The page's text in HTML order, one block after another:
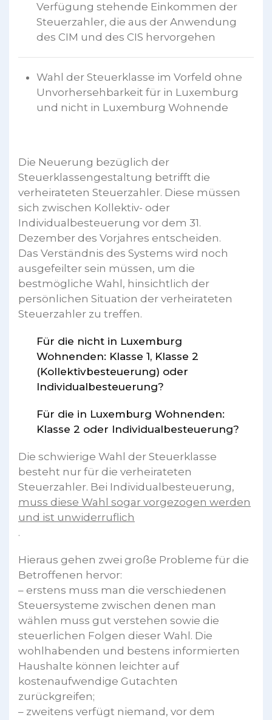
Verfügung stehende Einkommen der
Steuerzahler, die aus der Anwendung
des CIM und des CIS hervorgehen
Wahl der Steuerklasse im Vorfeld ohne
Unvorhersehbarkeit für in Luxemburg
und nicht in Luxemburg Wohnende
Die Neuerung bezüglich der
Steuerklassengestaltung betrifft die
verheirateten Steuerzahler. Diese müssen
sich zwischen Kollektiv- oder
Individualbesteuerung vor dem 31.
Dezember des Vorjahres entscheiden.
Das Verständnis des Systems wird noch
ausgefeilter sein müssen, um die
bestmögliche Wahl, hinsichtlich der
persönlichen Situation der verheirateten
Steuerzahler zu treffen.
Für die nicht in Luxemburg
Wohnenden: Klasse 1, Klasse 2
(Kollektivbesteuerung) oder
Individualbesteuerung?
Für die in Luxemburg Wohnenden:
Klasse 2 oder Individualbesteuerung?
Die schwierige Wahl der Steuerklasse
besteht nur für die verheirateten
Steuerzahler. Bei Individualbesteuerung,
muss diese Wahl sogar vorgezogen werden
und ist unwiderruflich
.
Hieraus gehen zwei große Probleme für die
Betroffenen hervor:
– erstens muss man die verschiedenen
Steuersysteme zwischen denen man
wählen muss gut verstehen sowie die
steuerlichen Folgen dieser Wahl. Die
wohlhabenden und bestens informierten
Haushalte können leichter auf
kostenaufwendige Gutachten
zurückgreifen;
– zweitens verfügt niemand, vor dem